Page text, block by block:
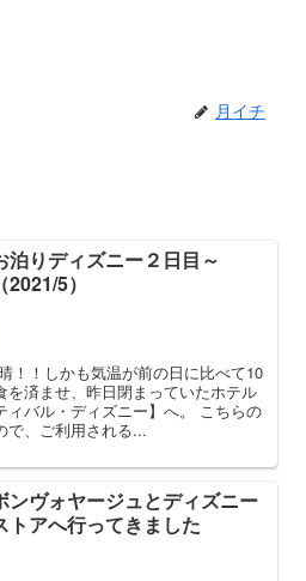
月イチ
泊りディズニー２日目～
（2021/5）
！！しかも気温が前の日に比べて10
を済ませ、昨日閉まっていたホテル
ィバル・ディズニー】へ。 こちらの
で、ご利用される...
ンヴォヤージュとディズニー
トアへ行ってきました